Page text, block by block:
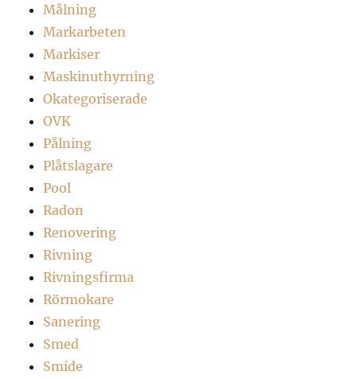
Målning
Markarbeten
Markiser
Maskinuthyrning
Okategoriserade
OVK
Pålning
Plåtslagare
Pool
Radon
Renovering
Rivning
Rivningsfirma
Rörmokare
Sanering
Smed
Smide